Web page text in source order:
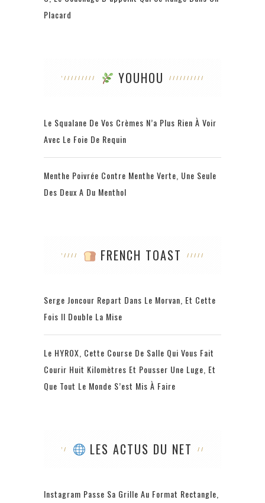
Placard
YOUHOU
Le Squalane De Vos Crèmes N’a Plus Rien À Voir
Avec Le Foie De Requin
Menthe Poivrée Contre Menthe Verte, Une Seule
Des Deux A Du Menthol
FRENCH TOAST
Serge Joncour Repart Dans Le Morvan, Et Cette
Fois Il Double La Mise
Le HYROX, Cette Course De Salle Qui Vous Fait
Courir Huit Kilomètres Et Pousser Une Luge, Et
Que Tout Le Monde S’est Mis À Faire
LES ACTUS DU NET
Instagram Passe Sa Grille Au Format Rectangle,